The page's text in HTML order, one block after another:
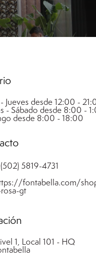
Jueves desde 12:00 -
- Sábado desde 8:00 -
desde 8:00 - 18:00
5819-4731
fontabella.com/
gt
1, Local 101 - HQ